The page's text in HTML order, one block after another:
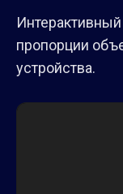
пропорции
устройства.